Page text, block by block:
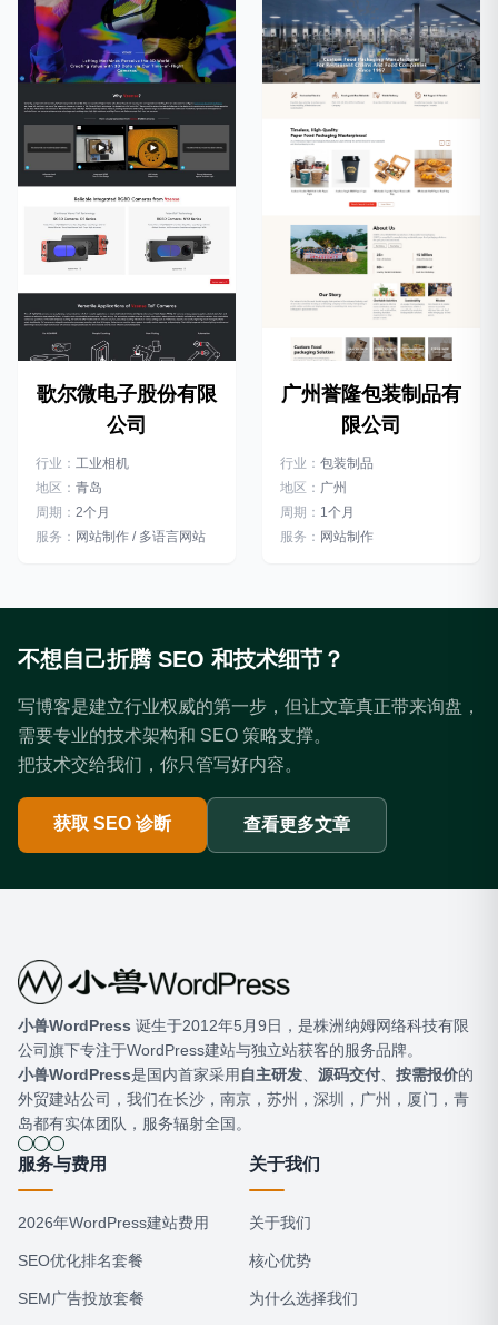
歌尔微电子股份有限
公司
行业： 工业相机
地区： 青岛
周期： 2个月
服务： 网站制作 / 多语言网站
广州誉隆包装制品有
限公司
行业： 包装制品
地区： 广州
周期： 1个月
服务： 网站制作
不想自己折腾 SEO 和技术细节？
写博客是建立行业权威的第一步，但让文章真正带来询盘，
需要专业的技术架构和 SEO 策略支撑。
把技术交给我们，你只管写好内容。
获取 SEO 诊断 查看更多文章
小兽WordPress ​ 诞生于2012年5月9日，是株洲纳姆网络科技有限
公司旗下专注于WordPress建站与独立站获客的服务品牌。
小兽WordPress是国内首家采用 自主研发、 源码交付、 按需报价的
外贸建站公司，我们在长沙，南京，苏州，深圳，广州，厦门，青
岛都有实体团队，服务辐射全国。
服务与费用
2026年WordPress建站费用
SEO优化排名套餐
SEM广告投放套餐
关于我们
关于我们
核心优势
为什么选择我们